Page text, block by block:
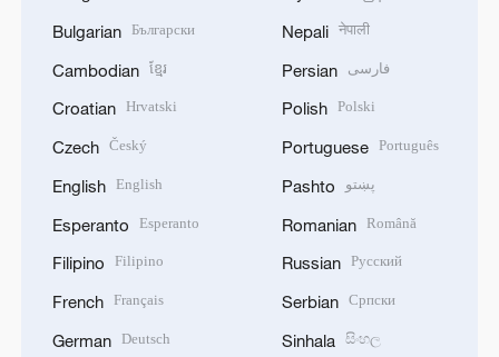
Bulgarian Български
Cambodian ខ្មែរ
Croatian Hrvatski
Czech Český
English English
Esperanto Esperanto
Filipino Filipino
French Français
German Deutsch
Nepali नेपाली
Persian فارسی
Polish Polski
Portuguese Português
Pashto پښتو
Romanian Română
Russian Русский
Serbian Српски
Sinhala සිංහල